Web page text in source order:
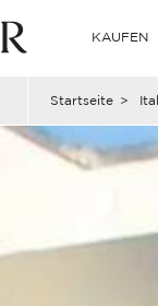
KAUFEN
Startseite >